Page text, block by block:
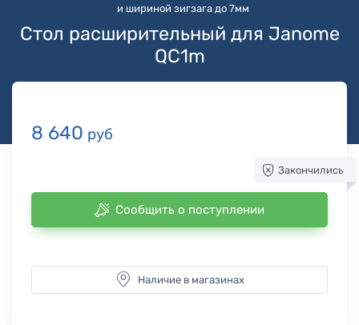
и шириной зигзага до 7мм
Стол расширительный для Janome
QC1m
8 640 руб
Закончились
Сообщить о поступлении
Наличие в магазинах